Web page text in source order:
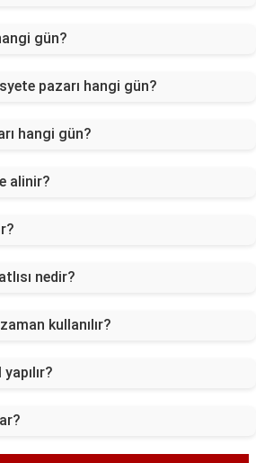
gün?
pazarı hangi gün?
hangi gün?
alinir?
nedir?
kullanılır?